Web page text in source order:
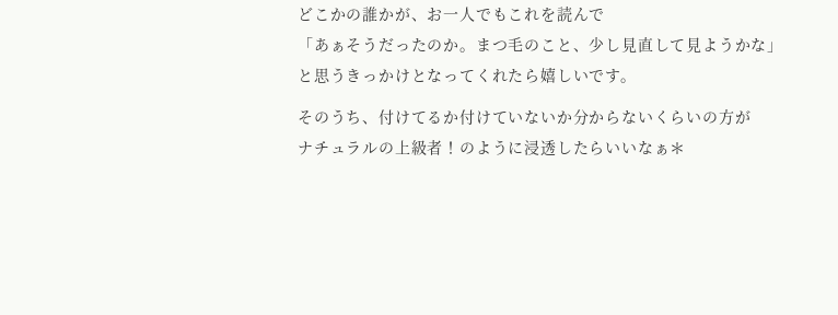
どこかの誰かが、お一人でもこれを読んで
「あぁそうだったのか。まつ毛のこと、少し見直して見ようかな」
と思うきっかけとなってくれたら嬉しいです。
そのうち、付けてるか付けていないか分からないくらいの方が
ナチュラルの上級者！のように浸透したらいいなぁ＊